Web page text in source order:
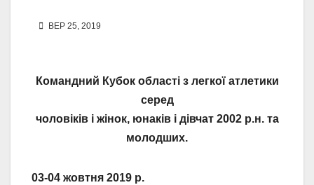
ВЕР 25, 2019
Командний Кубок області з легкої атлетики
серед
чоловіків і жінок, юнаків і дівчат 2002 р.н. та
молодших.
03-04 жовтня 2019 р.